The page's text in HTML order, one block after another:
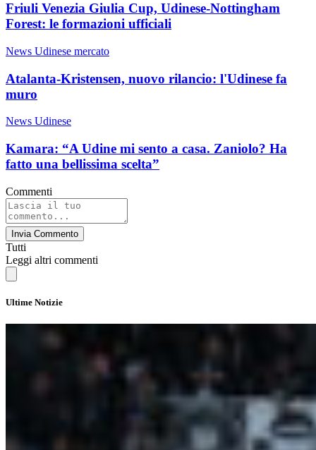
Friuli Venezia Giulia Cup, Udinese-Nottingham
Forest: le formazioni ufficiali
News Udinese mercato
Atalanta-Kristensen, nuovo rilancio: l'Udinese fa
muro
News Udinese
Kamara: “A Udine mi sento a casa. Zaniolo? Ha
fatto una bellissima scelta”
Commenti
Invia Commento
Tutti
Leggi altri commenti
Ultime Notizie